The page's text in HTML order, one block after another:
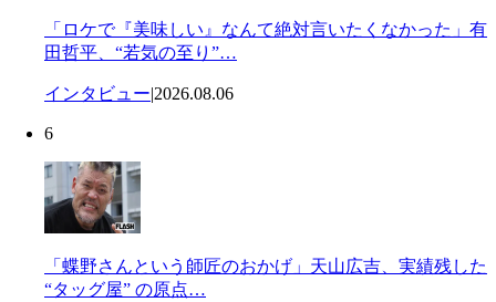
「ロケで『美味しい』なんて絶対言いたくなかった」有
田哲平、“若気の至り”…
インタビュー|2026.08.06
6
「蝶野さんという師匠のおかげ」天山広吉、実績残した
“タッグ屋” の原点…